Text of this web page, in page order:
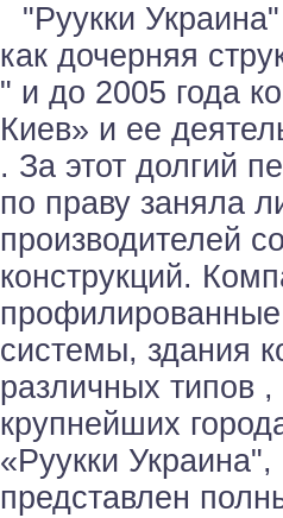
"Руукки
как дочерняя
" и до 2005 года
Киев» и ее
. За этот долгий
по праву заняла
производителей
конструкций.
системы, здания
различных типов
крупнейших
«Руукки
представлен